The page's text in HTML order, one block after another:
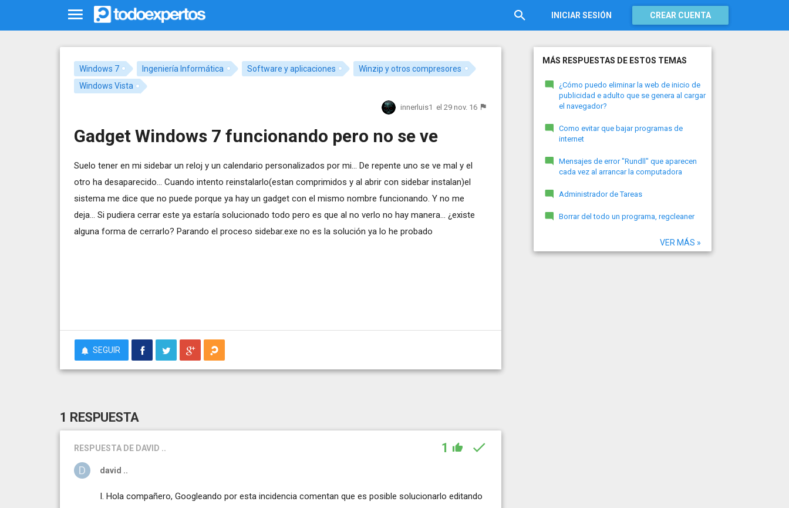
INICIAR SESIÓN CREAR CUENTA
Windows 7 Ingeniería Informática Software y aplicaciones
Winzip y otros compresores
Windows Vista
innerluis1 el 29 nov. 16
Gadget Windows 7 funcionando pero no se ve
Suelo tener en mi sidebar un reloj y un calendario personalizados por mi... De repente uno se ve mal y el
otro ha desaparecido... Cuando intento reinstalarlo(estan comprimidos y al abrir con sidebar instalan)el
sistema me dice que no puede porque ya hay un gadget con el mismo nombre funcionando. Y no me
deja... Si pudiera cerrar este ya estaría solucionado todo pero es que al no verlo no hay manera... ¿existe
alguna forma de cerrarlo? Parando el proceso sidebar.exe no es la solución ya lo he probado
SEGUIR
1 RESPUESTA
RESPUESTA DE DAVID .. 1
david ..
I. Hola compañero, Googleando por esta incidencia comentan que es posible solucionarlo editando
MÁS RESPUESTAS DE ESTOS TEMAS
¿Cómo puedo eliminar la web de inicio de
publicidad e adulto que se genera al cargar
el navegador?
Como evitar que bajar programas de
internet
Mensajes de error "Rundll" que aparecen
cada vez al arrancar la computadora
Administrador de Tareas
Borrar del todo un programa, regcleaner
VER MÁS »